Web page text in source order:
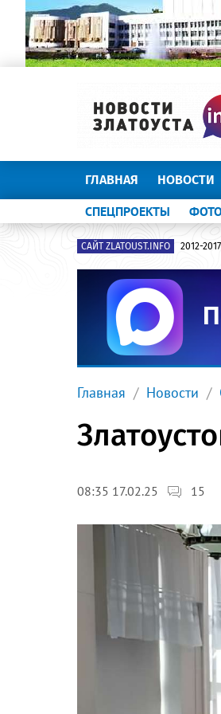
ГЛАВНАЯ НОВОСТИ
СПЕЦПРОЕКТЫ
САЙТ ZLATOUST.INFO 2012-2017
Главная Новости
08:35 17.02.25 15